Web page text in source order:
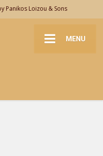
Panikos Loizou & Sons
MENU